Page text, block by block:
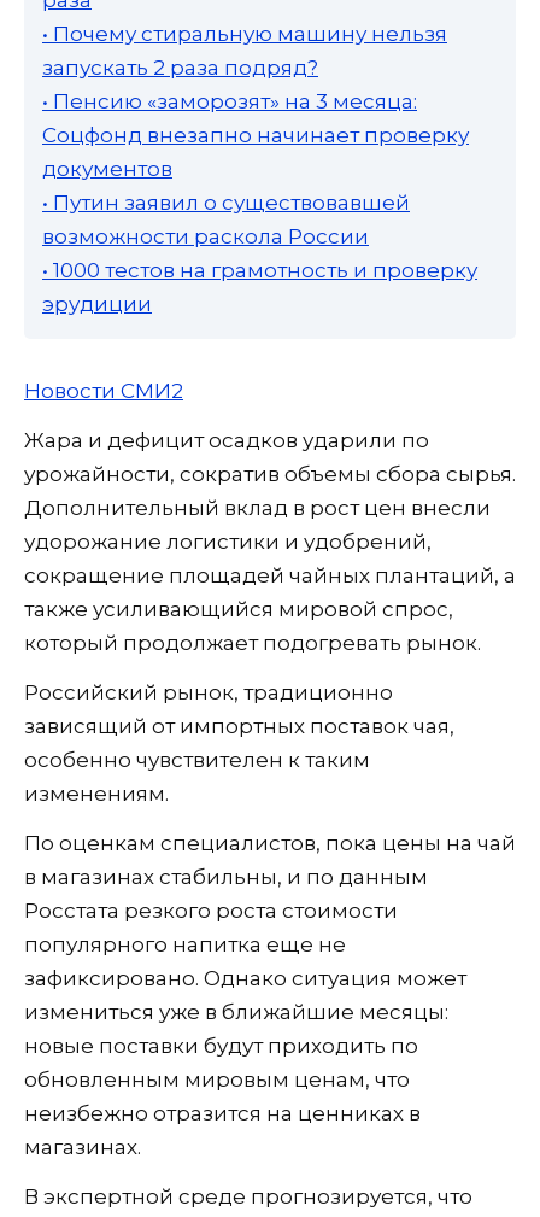
• Почему стиральную машину нельзя
запускать 2 раза подряд?
• Пенсию «заморозят» на 3 месяца:
Соцфонд внезапно начинает проверку
документов
• Путин заявил о существовавшей
возможности раскола России
• 1000 тестов на грамотность и проверку
эрудиции
Новости СМИ2
Жара и дефицит осадков ударили по
урожайности, сократив объемы сбора сырья.
Дополнительный вклад в рост цен внесли
удорожание логистики и удобрений,
сокращение площадей чайных плантаций, а
также усиливающийся мировой спрос,
который продолжает подогревать рынок.
Российский рынок, традиционно
зависящий от импортных поставок чая,
особенно чувствителен к таким
изменениям.
По оценкам специалистов, пока цены на чай
в магазинах стабильны, и по данным
Росстата резкого роста стоимости
популярного напитка еще не
зафиксировано. Однако ситуация может
измениться уже в ближайшие месяцы:
новые поставки будут приходить по
обновленным мировым ценам, что
неизбежно отразится на ценниках в
магазинах.
В экспертной среде прогнозируется, что